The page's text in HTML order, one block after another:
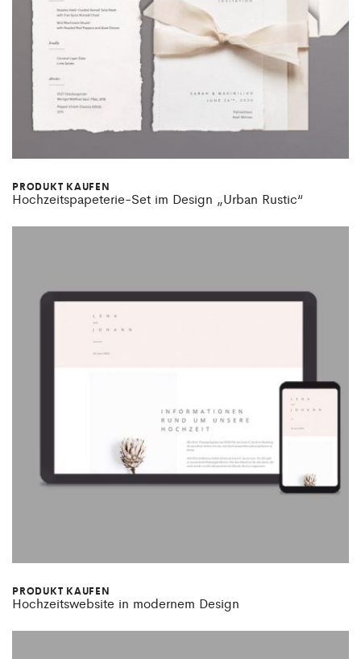
PRODUKT KAUFEN
Hochzeitspapeterie-Set im Design „Urban Rustic“
PRODUKT KAUFEN
Hochzeitswebsite in modernem Design